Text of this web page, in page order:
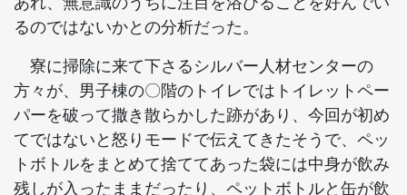
るのではないかとの分析だった。
寮に掃除に来て下さるシルバー人材センターの
方々が、男子棟の〇階のトイレではトイレットペー
パーを破って撒き散らかした跡があり、今回が初め
てではないと怒りモードで伝えてきたそうで、ペッ
トボトルをまとめて捨ててあった袋には中身が飲み
残しが入ったままだったり、ペットボトルと缶が飲